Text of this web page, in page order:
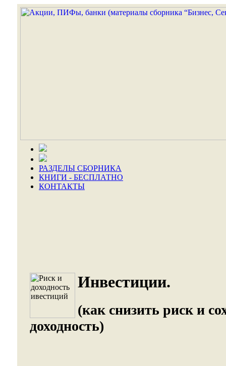
РАЗДЕЛЫ СБОРНИКА
КНИГИ - БЕСПЛАТНО
КОНТАКТЫ
Инвестиции.
(как снизить риск и
доходность)